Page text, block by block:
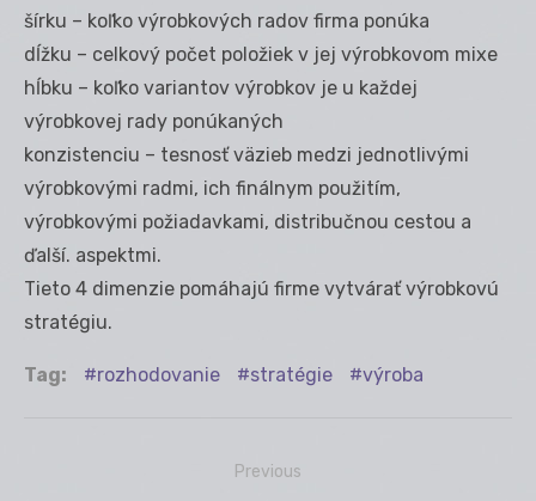
šírku – koľko výrobkových radov firma ponúka
dĺžku – celkový počet položiek v jej výrobkovom mixe
hĺbku – koľko variantov výrobkov je u každej
výrobkovej rady ponúkaných
konzistenciu – tesnosť väzieb medzi jednotlivými
výrobkovými radmi, ich finálnym použitím,
výrobkovými požiadavkami, distribučnou cestou a
ďalší. aspektmi.
Tieto 4 dimenzie pomáhajú firme vytvárať výrobkovú
stratégiu.
Tag: rozhodovanie stratégie výroba
Previous